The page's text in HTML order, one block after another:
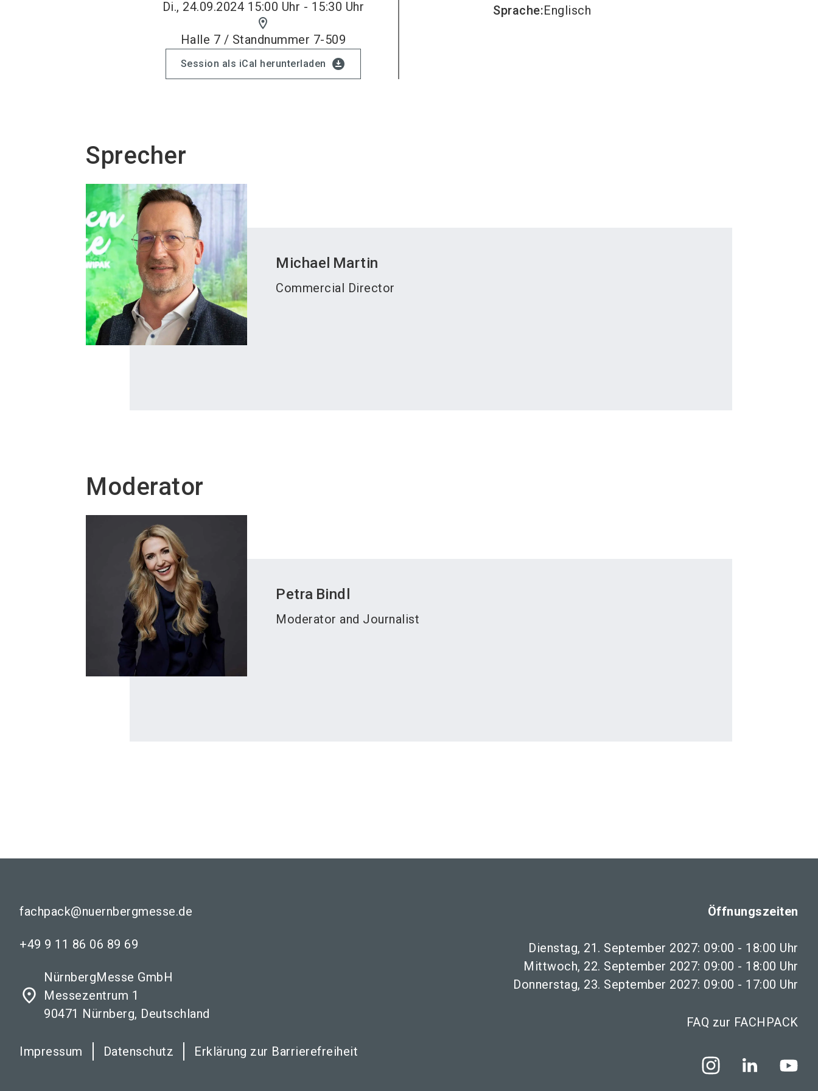
Di., 24.09.2024 15:00 Uhr - 15:30 Uhr
location_on
Halle 7 / Standnummer 7-509
Session als iCal herunterladen download_for_offline
Sprache:Englisch
Sprecher
Michael Martin
Commercial Director
Moderator
Petra Bindl
Moderator and Journalist
fachpack@nuernbergmesse.de
+49 9 11 86 06 89 69
place
NürnbergMesse GmbH
Messezentrum 1
90471 Nürnberg, Deutschland
Impressum Datenschutz Erklärung zur Barrierefreiheit
Öffnungszeiten
Dienstag, 21. September 2027: 09:00 - 18:00 Uhr
Mittwoch, 22. September 2027: 09:00 - 18:00 Uhr
Donnerstag, 23. September 2027: 09:00 - 17:00 Uhr
FAQ zur FACHPACK